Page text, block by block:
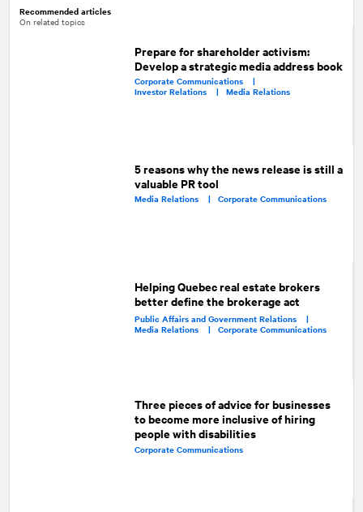
Recommended articles
On related topics
Prepare for shareholder activism:
Develop a strategic media address book
Corporate Communications |
Investor Relations | Media Relations
5 reasons why the news release is still a
valuable PR tool
Media Relations |Corporate Communications
Helping Quebec real estate brokers
better define the brokerage act
Public Affairs and Government Relations |
Media Relations | Corporate Communications
Three pieces of advice for businesses
to become more inclusive of hiring
people with disabilities
Corporate Communications